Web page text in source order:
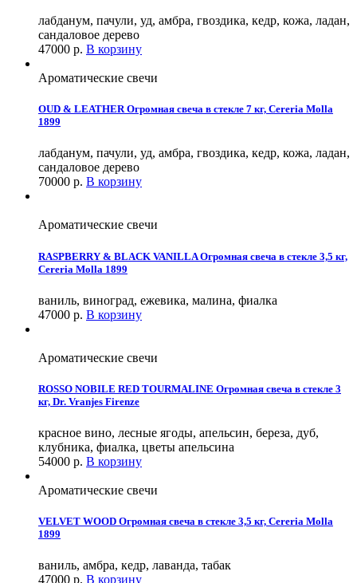
лабданум, пачули, уд, амбра, гвоздика, кедр, кожа, ладан,
сандаловое дерево
47000 р. В корзину
Ароматические свечи
OUD & LEATHER Огромная свеча в стекле 7 кг, Cereria Molla
1899
лабданум, пачули, уд, амбра, гвоздика, кедр, кожа, ладан,
сандаловое дерево
70000 р. В корзину
Ароматические свечи
RASPBERRY & BLACK VANILLA Огромная свеча в стекле 3,5 кг,
Cereria Molla 1899
ваниль, виноград, ежевика, малина, фиалка
47000 р. В корзину
Ароматические свечи
ROSSO NOBILE RED TOURMALINE Огромная свеча в стекле 3
кг, Dr. Vranjes Firenze
красное вино, лесные ягоды, апельсин, береза, дуб,
клубника, фиалка, цветы апельсина
54000 р. В корзину
Ароматические свечи
VELVET WOOD Огромная свеча в стекле 3,5 кг, Cereria Molla
1899
ваниль, амбра, кедр, лаванда, табак
47000 р. В корзину